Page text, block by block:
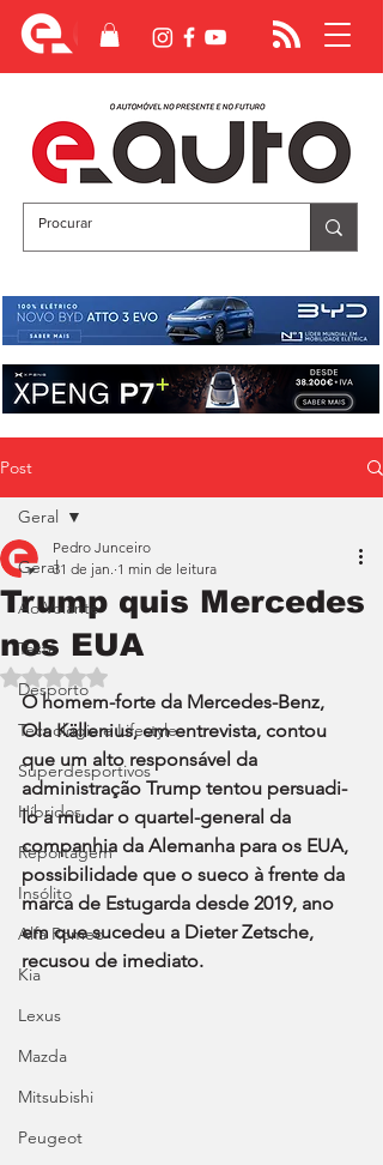
Post
Geral
Ao Volante
Teste
Desporto
Tecnologia e Lifestyle
Superdesportivos
Híbridos
Reportagem
Insólito
Alfa Romeo
Kia
Lexus
Mazda
Mitsubishi
Peugeot
Geral
Trump quis Mercedes
nos EUA
Pedro Junceiro
31 de jan. 1 min de leitura
Avaliado com NaN de 5 estrelas.
O homem-forte da Mercedes-Benz,
Ola Källenius, em entrevista, contou
que um alto responsável da
administração Trump tentou persuadi-
lo a mudar o quartel-general da
companhia da Alemanha para os EUA,
possibilidade que o sueco à frente da
marca de Estugarda desde 2019, ano
em que sucedeu a Dieter Zetsche,
recusou de imediato.